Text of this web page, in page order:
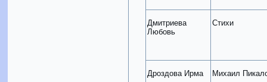
Дмитриева
Любовь
Стихи
Дроздова Ирма Михаил